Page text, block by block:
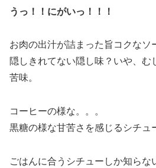
うっ！！にがいっ！！！
お肉の出汁が詰まった旨コクなソ
隠しきれてない隠し味？いや、む
苦味。
コーヒーの様な。。。
黒糖の様な甘苦さを感じるシチュ
ごはんに合うシチューしか知らな